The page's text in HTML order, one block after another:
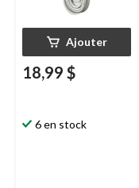
Ajouter
18,99 $
6 en stock